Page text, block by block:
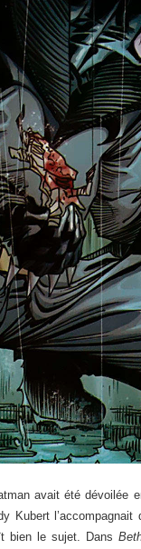
avait été dévoilée
Kubert
bien le sujet. Dans